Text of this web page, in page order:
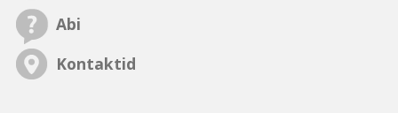
Abi
Kontaktid